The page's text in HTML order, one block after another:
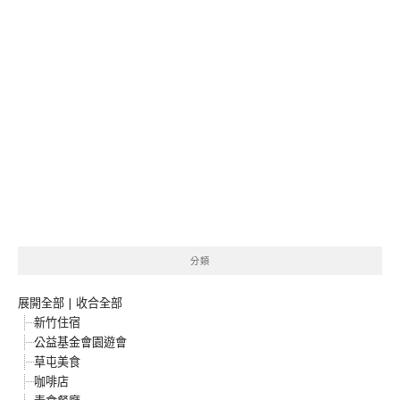
分類
展開全部 | 收合全部
新竹住宿
公益基金會園遊會
草屯美食
咖啡店